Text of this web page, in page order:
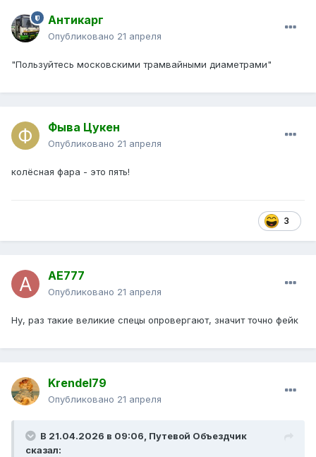
Антикарг
Опубликовано 21 апреля
"Пользуйтесь московскими трамвайными диаметрами"
Фыва Цукен
Опубликовано 21 апреля
колёсная фара - это пять!
3
AE777
Опубликовано 21 апреля
Ну, раз такие великие спецы опровергают, значит точно фейк
Krendel79
Опубликовано 21 апреля
В 21.04.2026 в 09:06, Путевой Объездчик
сказал: